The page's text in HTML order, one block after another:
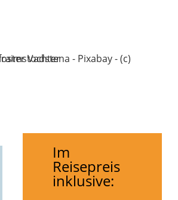
Im
Reisepreis
inklusive: